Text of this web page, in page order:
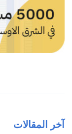
آخر المقالات